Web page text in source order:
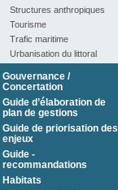
Structures anthropiques
Tourisme
Trafic maritime
Urbanisation du littoral
Gouvernance /
Concertation
Guide d’élaboration de
plan de gestions
Guide de priorisation des
enjeux
Guide -
recommandations
Habitats